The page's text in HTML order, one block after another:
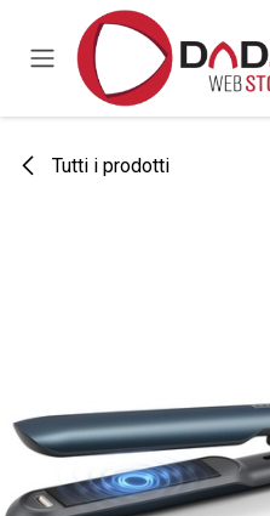
Passa al contenuto
Tutti i prodotti